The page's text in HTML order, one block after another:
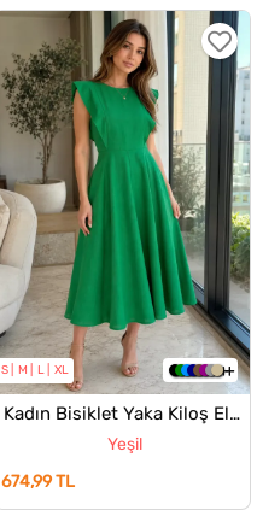
S M L XL
Kadın Bisiklet Yaka Kiloş Elbise
Yeşil
674,99 TL